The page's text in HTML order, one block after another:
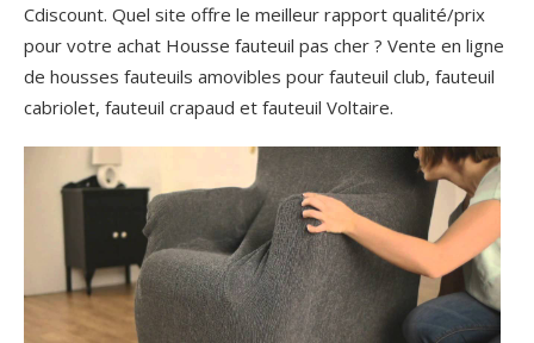
Cdiscount. Quel site offre le meilleur rapport qualité/prix
pour votre achat Housse fauteuil pas cher ? Vente en ligne
de housses fauteuils amovibles pour fauteuil club, fauteuil
cabriolet, fauteuil crapaud et fauteuil Voltaire.